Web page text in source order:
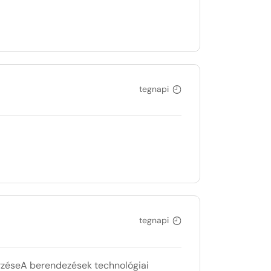
tegnapi
tegnapi
berendezések technológiai